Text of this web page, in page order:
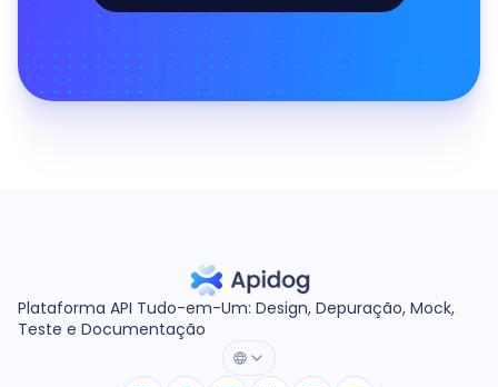
Plataforma API Tudo-em-Um: Design, Depuração, Mock,
Teste e Documentação